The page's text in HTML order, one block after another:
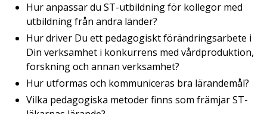
Hur anpassar du ST-utbildning för kollegor med
utbildning från andra länder?
Hur driver Du ett pedagogiskt förändringsarbete i
Din verksamhet i konkurrens med vårdproduktion,
forskning och annan verksamhet?
Hur utformas och kommuniceras bra lärandemål?
Vilka pedagogiska metoder finns som främjar ST-